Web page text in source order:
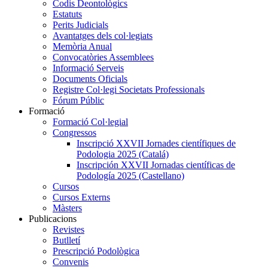
Codis Deontològics
Estatuts
Perits Judicials
Avantatges dels col·legiats
Memòria Anual
Convocatòries Assemblees
Informació Serveis
Documents Oficials
Registre Col·legi Societats Professionals
Fórum Públic
Formació
Formació Col·legial
Congressos
Inscripció XXVII Jornades científiques de
Podologia 2025 (Catalá)
Inscripción XXVII Jornadas científicas de
Podología 2025 (Castellano)
Cursos
Cursos Externs
Màsters
Publicacions
Revistes
Butlletí
Prescripció Podològica
Convenis